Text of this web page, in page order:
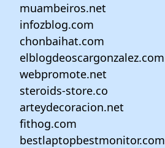
muambeiros.net
infozblog.com
chonbaihat.com
elblogdeoscargonzalez.com
webpromote.net
steroids-store.co
arteydecoracion.net
fithog.com
bestlaptopbestmonitor.com